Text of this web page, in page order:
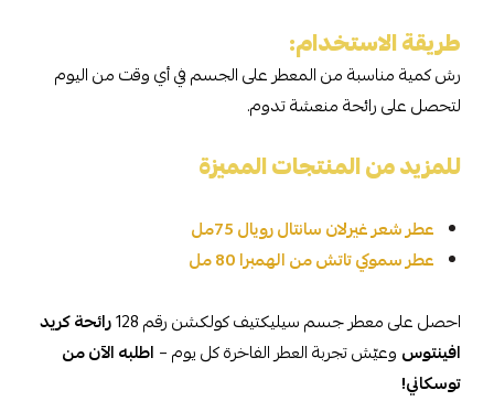
طريقة الاستخدام:
رش كمية مناسبة من المعطر على الجسم في أي وقت من اليوم
لتحصل على رائحة منعشة تدوم.
للمزيد من المنتجات المميزة
عطر شعر غيرلان سانتال رويال 75مل
عطر سموكي تاتش من الهمبرا 80 مل
احصل على معطر جسم سيليكتيف كولكشن رقم 128
رائحة كريد
افينتوس وعيّش تجربة العطر الفاخرة كل يوم – اطلبه الآن من
توسكاني!